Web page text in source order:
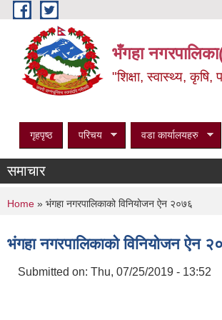
Skip to main content
भँगहा
"शिक्षा, स्वास्थ्य, कृषि,
गृहपृष्ठ परिचय वडा कार्यालयहरु
समाचार
You are here
Home » भंगहा नगरपालिकाको विनियोजन ऐन २०७६
भंगहा नगरपालिकाको विनियोजन ऐन
Submitted on: Thu, 07/25/2019 - 13:52